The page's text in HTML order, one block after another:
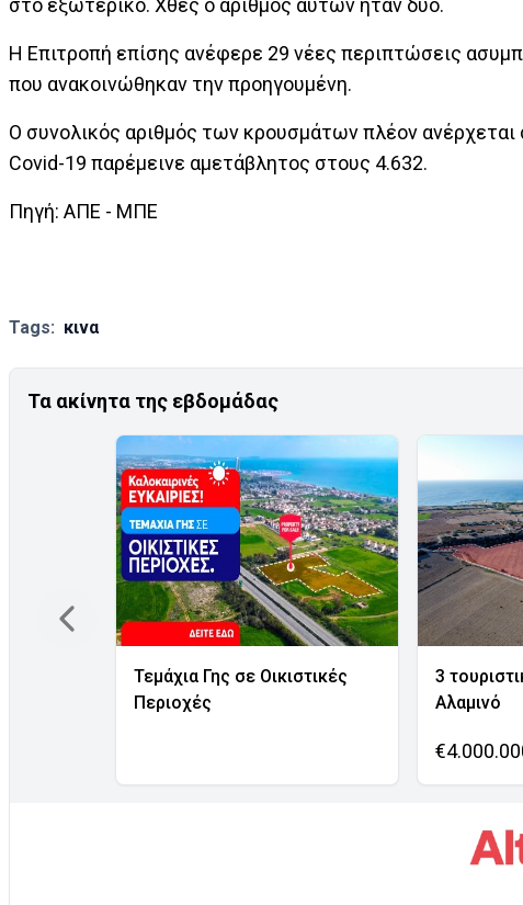
στο εξωτερικό. Χθες ο αριθμός αυτών ήταν δύο.
Η Επιτροπή επίσης ανέφερε 29 νέες περιπτώσεις
που ανακοινώθηκαν την προηγουμένη.
Ο συνολικός αριθμός των κρουσμάτων πλέον
Covid-19 παρέμεινε αμετάβλητος στους 4.632.
Πηγή: ΑΠΕ - ΜΠΕ
Tags: κινα
Τα ακίνητα της εβδομάδας
Τεμάχια Γης σε Οικιστικές
Περιοχές
3
Αλαμινό